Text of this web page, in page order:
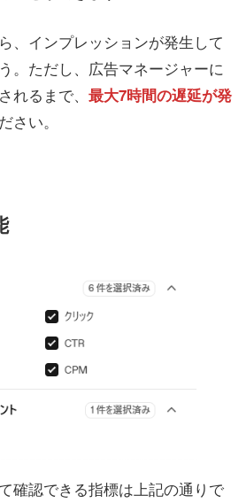
、インプレッションが発生して
。ただし、広告マネージャーに
れるまで、 最大7時間の遅延が発
さい。
確認できる指標は上記の通りで